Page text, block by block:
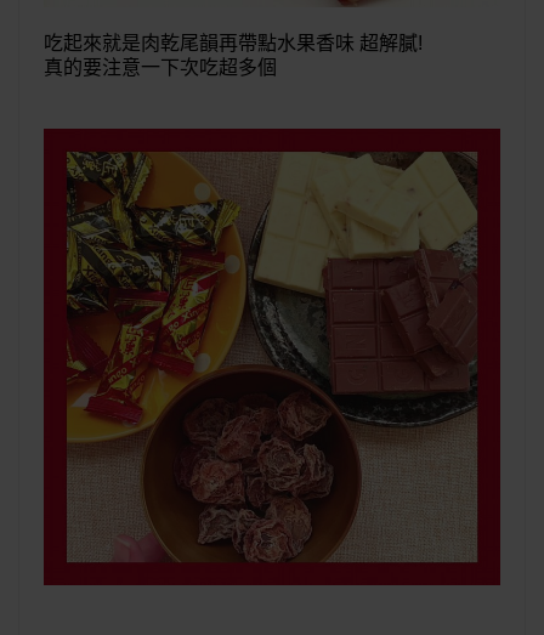
吃起來就是肉乾尾韻再帶點水果香味 超解膩!
真的要注意一下次吃超多個